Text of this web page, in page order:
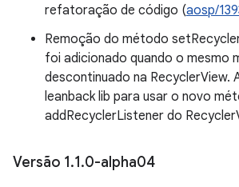
refatoração de código (aosp/
Remoção do método
foi adicionado quando o mesmo
descontinuado na RecyclerView.
leanback lib para usar o novo
addRecyclerListener do
Versão 1.1.0-alpha04